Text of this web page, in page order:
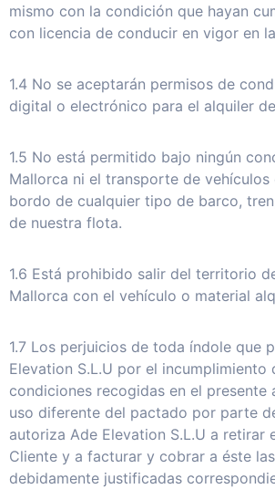
mismo con la condición que hayan
con licencia de conducir en vigor en
1.4 No se aceptarán permisos de
digital o electrónico para el alquiler
1.5 No está permitido bajo ningún
Mallorca ni el transporte de vehículos
bordo de cualquier tipo de barco,
de nuestra flota.
1.6 Está prohibido salir del territorio
Mallorca con el vehículo o material
1.7 Los perjuicios de toda índole que
Elevation S.L.U por el incumplimiento
condiciones recogidas en el
uso diferente del pactado por parte
autoriza Ade Elevation S.L.U a retirar
Cliente y a facturar y cobrar a éste
debidamente justificadas